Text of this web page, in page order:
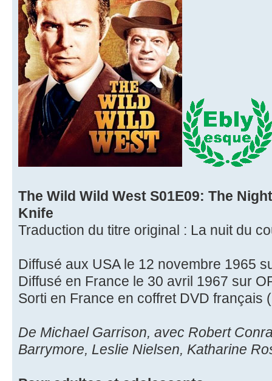
The Wild Wild West S01E09: The
Knife
Traduction du titre original : La nuit du
Diffusé aux USA le 12 novembre 1965
Diffusé en France le 30 avril 1967 sur
Sorti en France en coffret DVD français
De Michael Garrison, avec Robert
Barrymore, Leslie Nielsen, Katharine